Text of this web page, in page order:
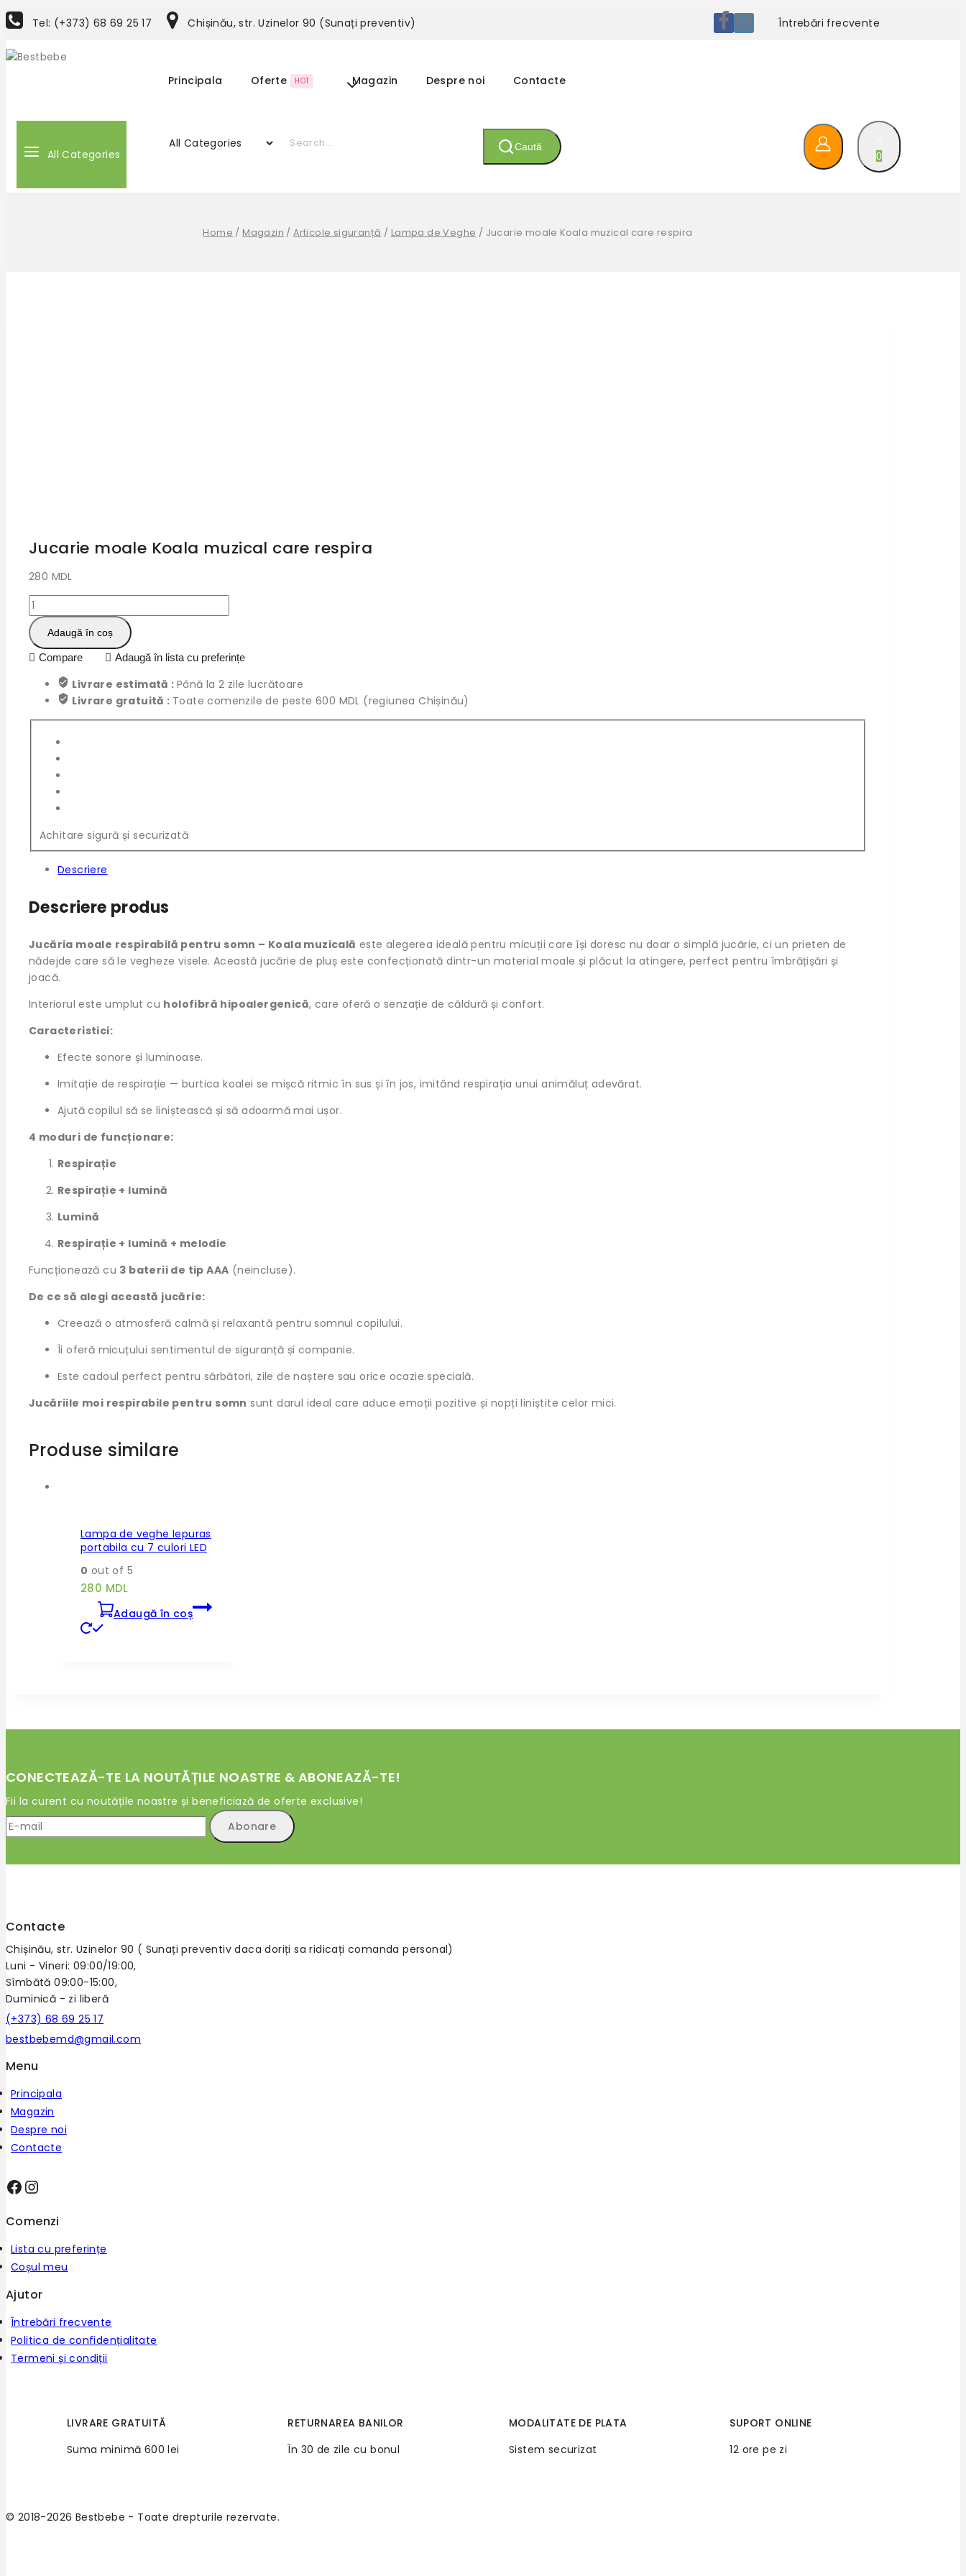
Tel: (+373) 68 69 25 17 Chișinău, str. Uzinelor 90 (Sunați preventiv) Întrebări frecvente
Principala Oferte HOT Magazin Despre noi Contacte
All Categories
Caută
0
Home / Magazin / Articole siguranță / Lampa de Veghe / Jucarie moale Koala muzical care respira
Jucarie moale Koala muzical care respira
280 MDL
Adaugă în coș
Compare Adaugă în lista cu preferințe
Livrare estimată :Până la 2 zile lucrătoare
Livrare gratuită : Toate comenzile de peste 600 MDL (regiunea Chișinău)
Achitare sigură și securizată
Descriere
Descriere produs
Jucăria moale respirabilă pentru somn – Koala muzicală este alegerea ideală pentru micuții care își doresc nu doar o simplă jucărie, ci un prieten de
nădejde care să le vegheze visele. Această jucărie de pluș este confecționată dintr-un material moale și plăcut la atingere, perfect pentru îmbrățișări și
joacă.
Interiorul este umplut cu holofibră hipoalergenică, care oferă o senzație de căldură și confort.
Caracteristici:
Efecte sonore și luminoase.
Imitație de respirație — burtica koalei se mișcă ritmic în sus și în jos, imitând respirația unui animăluț adevărat.
Ajută copilul să se liniștească și să adoarmă mai ușor.
4 moduri de funcționare:
Respirație
Respirație + lumină
Lumină
Respirație + lumină + melodie
Funcționează cu 3 baterii de tip AAA (neincluse).
De ce să alegi această jucărie:
Creează o atmosferă calmă și relaxantă pentru somnul copilului.
Îi oferă micuțului sentimentul de siguranță și companie.
Este cadoul perfect pentru sărbători, zile de naștere sau orice ocazie specială.
Jucăriile moi respirabile pentru somn sunt darul ideal care aduce emoții pozitive și nopți liniștite celor mici.
Produse similare
Lampa de veghe Iepuras
portabila cu 7 culori LED
0 out of 5
280 MDL
Adaugă în coș
CONECTEAZĂ-TE LA NOUTĂȚILE NOASTRE & ABONEAZĂ-TE!
Fii la curent cu noutățile noastre și beneficiază de oferte exclusive!
Contacte
Chișinău, str. Uzinelor 90 ( Sunați preventiv daca doriți sa ridicați comanda personal)
Luni - Vineri: 09:00/19:00,
Sîmbătă 09:00-15:00,
Duminică - zi liberă
(+373) 68 69 25 17
bestbebemd@gmail.com
Menu
Principala
Magazin
Despre noi
Contacte
Comenzi
Lista cu preferințe
Coșul meu
Ajutor
Întrebări frecvente
Politica de confidențialitate
Termeni și condiții
LIVRARE GRATUITĂ
Suma minimă 600 lei
RETURNAREA BANILOR
În 30 de zile cu bonul
MODALITATE DE PLATA
Sistem securizat
SUPORT ONLINE
12 ore pe zi
© 2018-2026 Bestbebe - Toate drepturile rezervate.